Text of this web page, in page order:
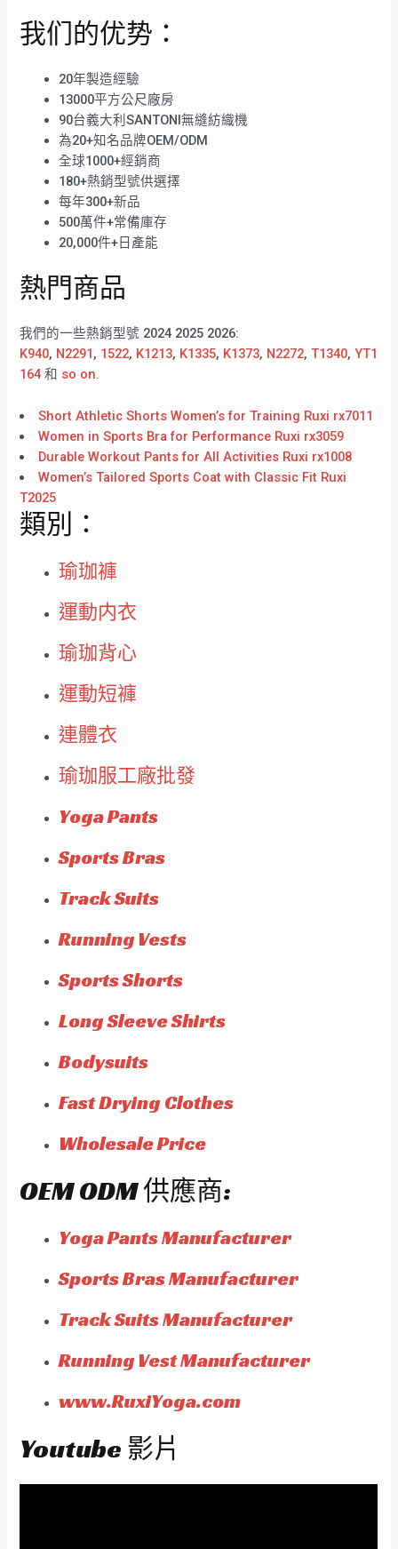
我们的优势：
20年製造經驗
13000平方公尺廠房
90台義大利SANTONI無縫紡織機
為20+知名品牌OEM/ODM
全球1000+經銷商
180+熱銷型號供選擇
每年300+新品
500萬件+常備庫存
20,000件+日產能
熱門商品
我們的一些熱銷型號 2024 2025 2026:
K940, N2291 , 1522, K1213, K1335, K1373, N2272,T1340,YT1
164 和 so on.
Short Athletic Shorts Women’s for Training Ruxi rx7011
Women in Sports Bra for Performance Ruxi rx3059
Durable Workout Pants for All Activities Ruxi rx1008
Women’s Tailored Sports Coat with Classic Fit Ruxi
T2025
類別：
瑜珈褲
運動内衣
瑜珈背心
運動短褲
連體衣
瑜珈服工廠批發
Yoga Pants
Sports Bras
Track Suits
Running Vests
Sports Shorts
Long Sleeve Shirts
Bodysuits
Fast Drying Clothes
Wholesale Price
OEM ODM 供應商:
Yoga Pants Manufacturer
Sports Bras Manufacturer
Track Suits Manufacturer
Running Vest Manufacturer
www.RuxiYoga.com
Youtube 影片